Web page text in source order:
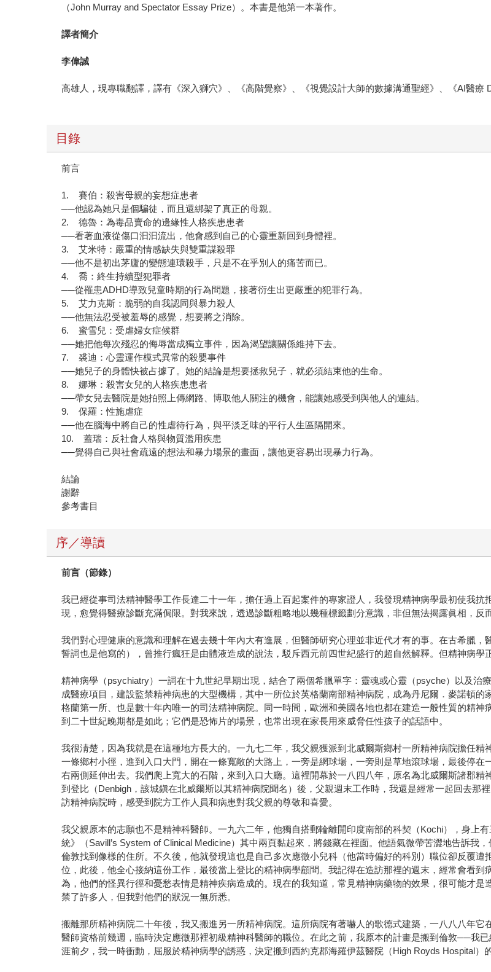
（John Murray and Spectator Essay Prize）。本書是他第一本著作。
譯者簡介
李偉誠
高雄人，現專職翻譯，譯有《深入獅穴》、《高階覺察》、《視覺設計大師的數據溝通聖經》、《AI醫療
目錄
前言
1. 賽伯：殺害母親的妄想症患者
──他認為她只是個騙徒，而且還綁架了真正的母親。
2. 德魯：為毒品賣命的邊緣性人格疾患患者
──看著血液從傷口汩汩流出，他會感到自己的心靈重新回到身體裡。
3. 艾米特：嚴重的情感缺失與雙重謀殺罪
──他不是初出茅廬的變態連環殺手，只是不在乎別人的痛苦而已。
4. 喬：終生持續型犯罪者
──從罹患ADHD導致兒童時期的行為問題，接著衍生出更嚴重的犯罪行為。
5. 艾力克斯：脆弱的自我認同與暴力殺人
──他無法忍受被羞辱的感覺，想要將之消除。
6. 蜜雪兒：受虐婦女症候群
──她把他每次殘忍的侮辱當成獨立事件，因為渴望讓關係維持下去。
7. 裘迪：心靈運作模式異常的殺嬰事件
──她兒子的身體快被占據了。她的結論是想要拯救兒子，就必須結束他的生命。
8. 娜琳：殺害女兒的人格疾患患者
──帶女兒去醫院是她拍照上傳網路、博取他人關注的機會，能讓她感受到與他人的連結。
9. 保羅：性施虐症
──他在腦海中將自己的性虐待行為，與平淡乏味的平行人生區隔開來。
10. 蓋瑞：反社會人格與物質濫用疾患
──覺得自己與社會疏遠的想法和暴力場景的畫面，讓他更容易出現暴力行為。
結論
謝辭
參考書目
序／導讀
前言（節錄）
我已經從事司法精神醫學工作長達二十一年，擔任過上百起案件的專家證人，我發現精神病學最初使我
現，愈覺得醫療診斷充滿侷限。對我來說，透過診斷粗略地以幾種標籤劃分意識，非但無法揭露眞相，反
我們對心理健康的意識和理解在過去幾十年內大有進展，但醫師研究心理並非近代才有的事。在古希臘
誓詞也是他寫的），曾推行瘋狂是由體液造成的說法，駁斥西元前四世紀盛行的超自然解釋。但精神病學
精神病學（psychiatry）一詞在十九世紀早期出現，結合了兩個希臘單字：靈魂或心靈（psyche）以及治
成醫療項目，建設監禁精神病患的大型機構，其中一所位於英格蘭南部精神病院，成為丹尼爾．麥諾頓
格蘭第一所、也是數十年內唯一的司法精神病院。同一時間，歐洲和美國各地也都在建造一般性質的精
到二十世紀晚期都是如此；它們是恐怖片的場景，也常出現在家長用來威脅任性孩子的話語中。
我很淸楚，因為我就是在這種地方長大的。一九七二年，我父親獲派到北威爾斯鄉村一所精神病院擔任
一條鄉村小徑，進到入口大門，開在一條寬敞的大路上，一旁是網球場，一旁則是草地滾球場，最後停
右兩側延伸出去。我們爬上寬大的石階，來到入口大廳。這裡開幕於一八四八年，原名為北威爾斯諸郡精
到登比（Denbigh，該城鎭在北威爾斯以其精神病院聞名）後，父親週末工作時，我還是經常一起回去那
訪精神病院時，感受到院方工作人員和病患對我父親的尊敬和喜愛。
我父親原本的志願也不是精神科醫師。一九六二年，他獨自搭郵輪離開印度南部的科契（Kochi），身上
統》（Savill’s System of Clinical Medicine）其中兩頁黏起來，將錢藏在裡面。他語氣微帶苦澀地告訴我
倫敦找到像樣的住所。不久後，他就發現這也是自己多次應徵小兒科（他當時偏好的科別）職位卻反覆
位，此後，他全心接納這份工作，最後當上登比的精神病學顧問。我記得在造訪那裡的週末，經常會看
為，他們的怪異行徑和憂愁表情是精神疾病造成的。現在的我知道，常見精神病藥物的效果，很可能才
禁了許多人，但我對他們的狀況一無所悉。
搬離那所精神病院二十年後，我又搬進另一所精神病院。這所病院有著嚇人的歌德式建築，一八八八年
醫師資格前幾週，臨時決定應徵那裡初級精神科醫師的職位。在此之前，我原本的計畫是搬到倫敦──我
涯前夕，我一時衝動，屈服於精神病學的誘惑，決定搬到西約克郡海羅伊茲醫院（High Royds Hospital）的